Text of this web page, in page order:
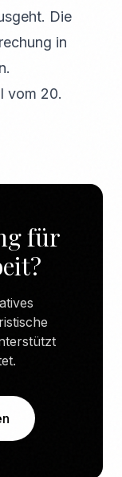
Die
in
vom 20.
für